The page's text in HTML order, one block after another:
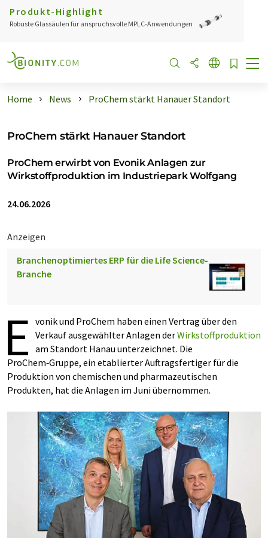
Produkt-Highlight
Robuste Glassäulen für anspruchsvolle MPLC-Anwendungen
Home News ProChem stärkt Hanauer Standort
ProChem stärkt Hanauer Standort
ProChem erwirbt von Evonik Anlagen zur
Wirkstoffproduktion im Industriepark Wolfgang
24.06.2026
Anzeigen
Branchenoptimiertes ERP für die Life Science-
Branche
E vonik und ProChem haben einen Vertrag über den
Verkauf ausgewählter Anlagen derWirkstoffproduktion
am Standort Hanau unterzeichnet. Die
ProChem‑Gruppe, ein etablierter Auftragsfertiger für die
Produktion von chemischen und pharmazeutischen
Produkten, hat die Anlagen im Juni übernommen.